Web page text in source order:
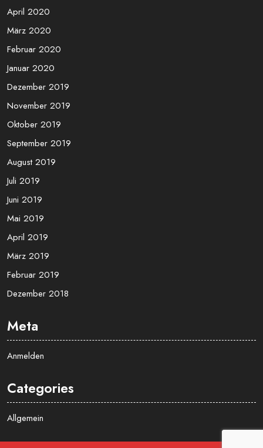
April 2020
März 2020
Februar 2020
Januar 2020
Dezember 2019
November 2019
Oktober 2019
September 2019
August 2019
Juli 2019
Juni 2019
Mai 2019
April 2019
März 2019
Februar 2019
Dezember 2018
Meta
Anmelden
Categories
Allgemein